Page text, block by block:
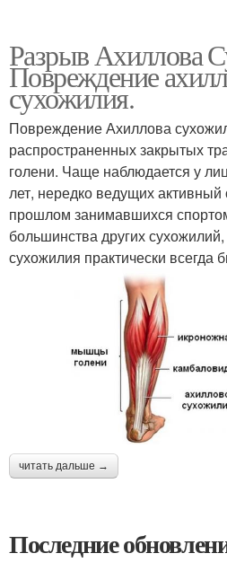
Разрыв Ахиллова
Повреждение
сухожилия.
Повреждение Ахиллова
распространенных закрытых
голени. Чаще наблюдается у
лет, нередко ведущих
прошлом занимавшихся
большинства других
сухожилия практически всегда
читать дальше →
Последние